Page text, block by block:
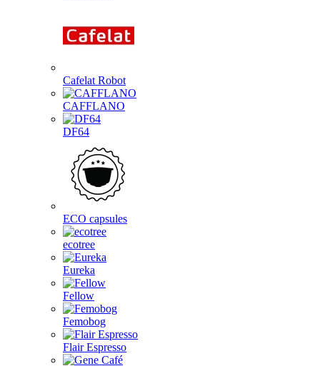
Cafelat Robot
CAFFLANO
DF64
ECO capsules
ecotree
Eureka
Fellow
Femobog
Flair Espresso